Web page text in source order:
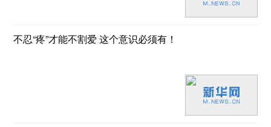
不忍“疼”才能不割爱 这个意识必须有！